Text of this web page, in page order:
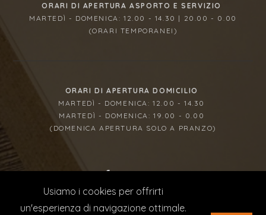
Usiamo i cookies per offrirti
un'esperienza di navigazione ottimale.
ORARI DI APERTURA ASPORTO E SERVIZIO
MARTEDÌ - DOMENICA: 12.00 - 14.30 | 20.00 - 0.00
(ORARI TEMPORANEI)
ORARI DI APERTURA DOMICILIO
MARTEDÌ - DOMENICA: 12.00 - 14.30
MARTEDÌ - DOMENICA: 19.00 - 0.00
(DOMENICA APERTURA SOLO A PRANZO)
© 2023 SOL DI PEPE | P IVA 07682070722 | CONCEPT